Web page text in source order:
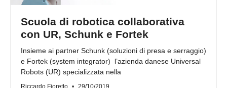
Scuola di robotica collaborativa
con UR, Schunk e Fortek
Insieme ai partner Schunk (soluzioni di presa e serraggio)
e Fortek (system integrator) l’azienda danese Universal
Robots (UR) specializzata nella
Riccardo Fioretto 29/10/2019